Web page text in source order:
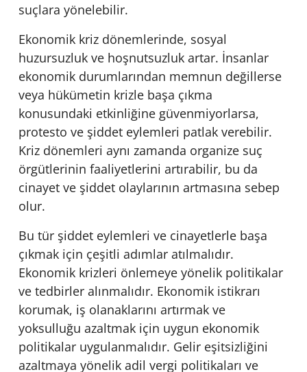
suçlara yönelebilir.
Ekonomik kriz dönemlerinde, sosyal
huzursuzluk ve hoşnutsuzluk artar. İnsanlar
ekonomik durumlarından memnun değillerse
veya hükümetin krizle başa çıkma
konusundaki etkinliğine güvenmiyorlarsa,
protesto ve şiddet eylemleri patlak verebilir.
Kriz dönemleri aynı zamanda organize suç
örgütlerinin faaliyetlerini artırabilir, bu da
cinayet ve şiddet olaylarının artmasına sebep
olur.
Bu tür şiddet eylemleri ve cinayetlerle başa
çıkmak için çeşitli adımlar atılmalıdır.
Ekonomik krizleri önlemeye yönelik politikalar
ve tedbirler alınmalıdır. Ekonomik istikrarı
korumak, iş olanaklarını artırmak ve
yoksulluğu azaltmak için uygun ekonomik
politikalar uygulanmalıdır. Gelir eşitsizliğini
azaltmaya yönelik adil vergi politikaları ve